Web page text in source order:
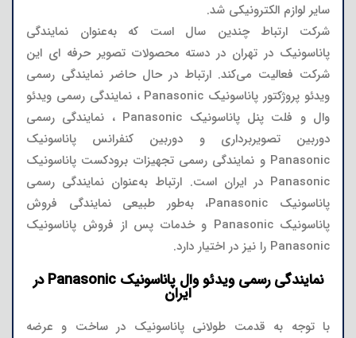
سایر لوازم الکترونیکی شد.
شرکت ارتباط چندین سال است که به‌عنوان نمایندگی
پاناسونیک در تهران در دسته‌ محصولات تصویر حرفه ای این
شرکت فعالیت می‌کند. ارتباط در حال حاضر نمایندگی رسمی
ویدئو پروژکتور پاناسونیک Panasonic ، نمایندگی رسمی ویدئو
وال و فلت پنل پاناسونیک Panasonic ، نمایندگی رسمی
دوربین تصویربرداری و دوربین کنفرانس پاناسونیک
Panasonic و نمایندگی رسمی تجهیزات برودکست پاناسونیک
Panasonic در ایران است. ارتباط به‌عنوان نمایندگی رسمی
پاناسونیک Panasonic، به‌طور طبیعی نمایندگی فروش
پاناسونیک Panasonic و خدمات پس از فروش پاناسونیک
Panasonic را نیز در اختیار دارد.
نمایندگی رسمی ویدئو وال پاناسونیک Panasonic در
ایران
با توجه به قدمت طولانی پاناسونیک در ساخت و عرضه